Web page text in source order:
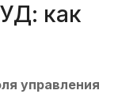
как
управления